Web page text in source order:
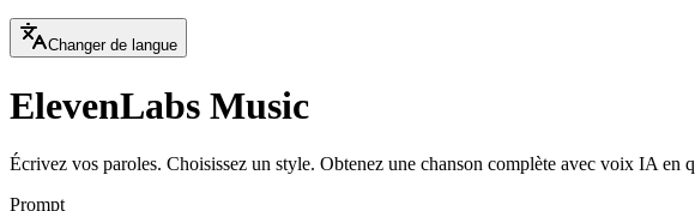
Changer de langue
ElevenLabs Music
Écrivez vos paroles. Choisissez un style. Obtenez une chanson complète avec voix IA en
Prompt